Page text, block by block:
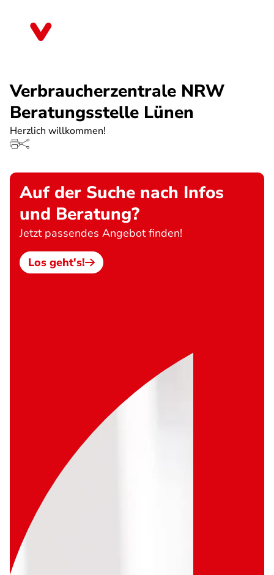
Verbraucherzentrale NRW
Beratungsstelle Lünen
Herzlich willkommen!
Auf der Suche nach Infos
und Beratung?
Jetzt passendes Angebot finden!
Los geht's!